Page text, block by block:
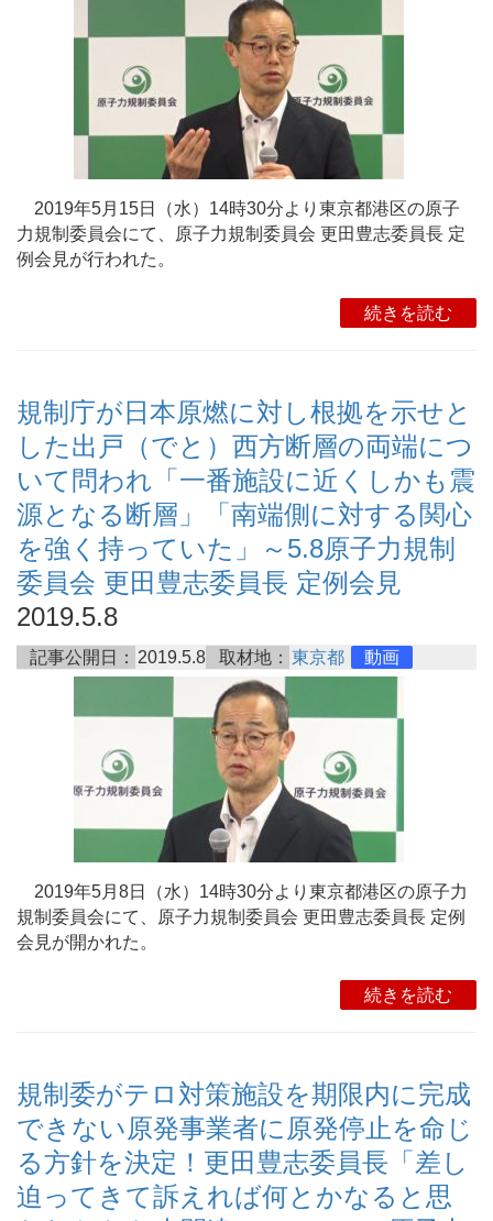
2019年5月15日（水）14時30分より東京都港区の原子
力規制委員会にて、原子力規制委員会 更田豊志委員長 定
例会見が行われた。
続きを読む
規制庁が日本原燃に対し根拠を示せと
した出戸（でと）西方断層の両端につ
いて問われ「一番施設に近くしかも震
源となる断層」「南端側に対する関心
を強く持っていた」～5.8原子力規制
委員会 更田豊志委員長 定例会見
2019.5.8
記事公開日： 2019.5.8 取材地： 東京都 動画
2019年5月8日（水）14時30分より東京都港区の原子力
規制委員会にて、原子力規制委員会 更田豊志委員長 定例
会見が開かれた。
続きを読む
規制委がテロ対策施設を期限内に完成
できない原発事業者に原発停止を命じ
る方針を決定！更田豊志委員長「差し
迫ってきて訴えれば何とかなると思